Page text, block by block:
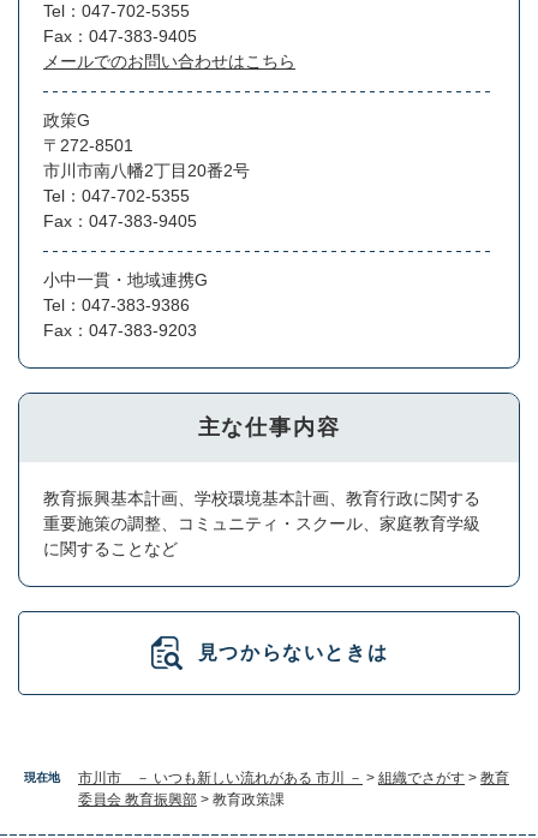
現在地 市川市 － いつも新しい流れがある 市川 － > 組織でさがす > 教育
委員会 教育振興部 > 教育政策課
Tel：047-702-5355
Fax：047-383-9405
メールでのお問い合わせはこちら
政策G
〒272-8501
市川市南八幡2丁目20番2号
Tel：047-702-5355
Fax：047-383-9405
小中一貫・地域連携G
Tel：047-383-9386
Fax：047-383-9203
主な仕事内容
教育振興基本計画、学校環境基本計画、教育行政に関する
重要施策の調整、コミュニティ・スクール、家庭教育学級
に関することなど
見つからないときは